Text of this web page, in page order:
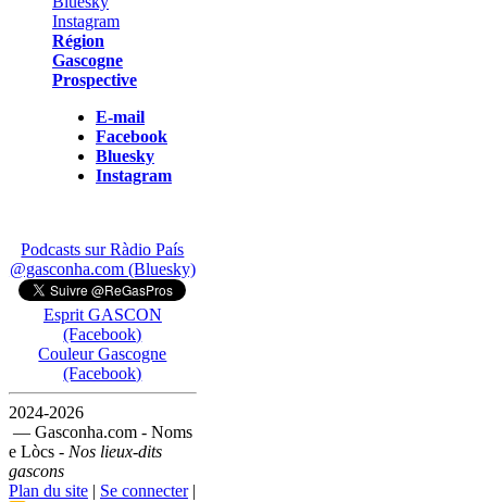
Région
Gascogne
Prospective
E-mail
Facebook
Bluesky
Instagram
Podcasts sur Ràdio País
@gasconha.com (Bluesky)
Esprit GASCON
(Facebook)
Couleur Gascogne
(Facebook)
2024-2026
— Gasconha.com - Noms
e Lòcs - Nos lieux-dits
gascons
Plan du site | Se connecter|